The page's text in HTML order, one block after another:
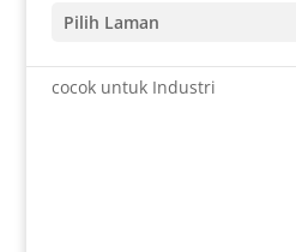
Pilih Laman
cocok untuk Industri